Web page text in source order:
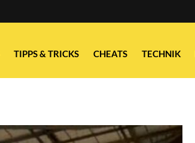
TIPPS & TRICKS CHEATS TECHNIK